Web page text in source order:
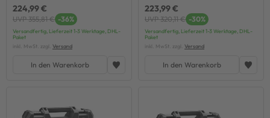
224,99 €
UVP 355,81 € -36%
Versandfertig, Lieferzeit 1-3 Werktage, DHL-
Paket
inkl. MwSt. zzgl. Versand
In den Warenkorb
223,99 €
UVP 320,11 € -30%
Versandfertig, Lieferzeit 1-3 Werktage, DHL-
Paket
inkl. MwSt. zzgl. Versand
In den Warenkorb